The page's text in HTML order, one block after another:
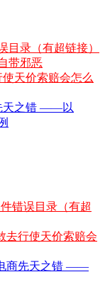
目录（有超链接）
带邪恶
天价索赔会怎么
天之错 ——以
件错误目录（有超
去行使天价索赔会
商先天之错 ——